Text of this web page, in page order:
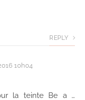
REPLY
10h04
la teinte Be a …